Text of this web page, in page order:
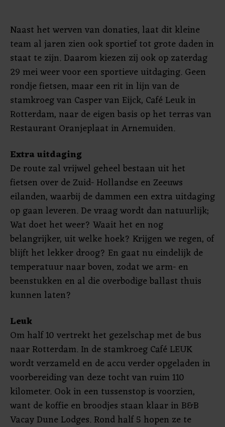
Naast het werven van donaties, laat dit kleine
team al jaren zien ook sportief tot grote daden in
staat te zijn. Daarom kiezen zij ook op zaterdag
29 mei weer voor een sportieve uitdaging. Geen
rondje fietsen, maar een rit in lijn van de
stamkroeg van Casper van Eijck, Café Leuk in
Rotterdam, naar de eigen basis op het terras van
Restaurant Oranjeplaat in Arnemuiden.
Extra uitdaging
De route zal vrijwel geheel bestaan uit het
fietsen over de Zuid- Hollandse en Zeeuws
eilanden, waarbij de dammen een extra uitdaging
op gaan leveren. De vraag wordt dan natuurlijk;
Wat doet het weer? Waait het en nog
belangrijker, uit welke hoek? Krijgen we regen, of
blijft het lekker droog? En gaat nu eindelijk de
temperatuur naar boven, zodat we arm- en
beenstukken en al die overbodige ballast thuis
kunnen laten?
Leuk
Om half 10 vertrekt het gezelschap met de bus
naar Rotterdam. In de stamkroeg Café LEUK
wordt verzameld en de accu verder opgeladen in
voorbereiding van deze tocht van ruim 110
kilometer. Ook in een tussenstop is voorzien,
want de koffie en broodjes staan klaar in B&B
Vacay Dune Lodges. Rond half 5 hopen ze te